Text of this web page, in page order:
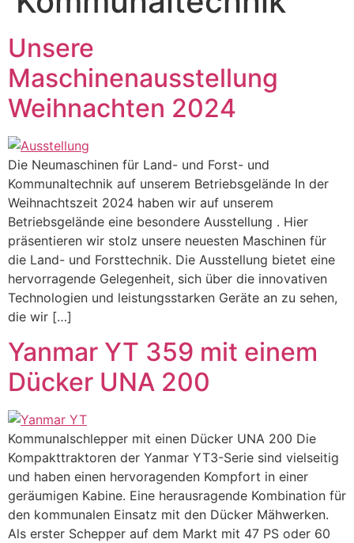
Unsere
Maschinenausstellung
Weihnachten 2024
Die Neumaschinen für Land- und Forst- und
Kommunaltechnik auf unserem Betriebsgelände In der
Weihnachtszeit 2024 haben wir auf unserem
Betriebsgelände eine besondere Ausstellung . Hier
präsentieren wir stolz unsere neuesten Maschinen für
die Land- und Forsttechnik. Die Ausstellung bietet eine
hervorragende Gelegenheit, sich über die innovativen
Technologien und leistungsstarken Geräte an zu sehen,
die wir […]
Yanmar YT 359 mit einem
Dücker UNA 200
Kommunalschlepper mit einen Dücker UNA 200 Die
Kompakttraktoren der Yanmar YT3-Serie sind vielseitig
und haben einen hervoragenden Kompfort in einer
geräumigen Kabine. Eine herausragende Kombination für
den kommunalen Einsatz mit den Dücker Mähwerken.
Als erster Schepper auf dem Markt mit 47 PS oder 60